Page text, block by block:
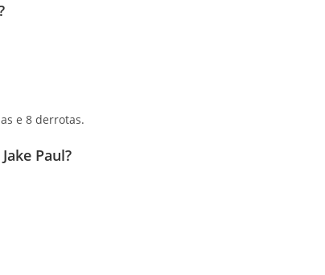
e 8 derrotas.
Paul?